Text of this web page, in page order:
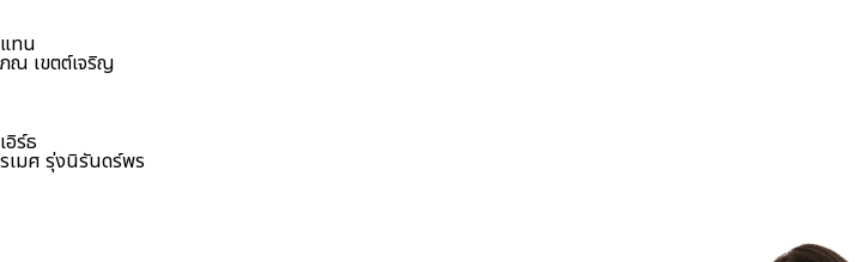
แทน
ภณ เขตต์เจริญ
เอิร์ธ
รเมศ รุ่งนิรันดร์พร